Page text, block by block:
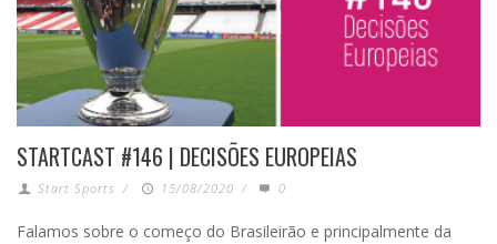
STARTCAST #146 | DECISÕES EUROPEIAS
Start Sports / 15/08/2020 / 0
Falamos sobre o começo do Brasileirão e principalmente da